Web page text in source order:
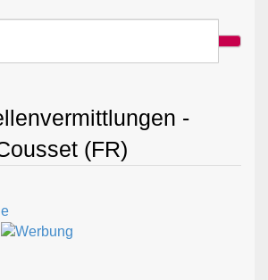
-
(FR)